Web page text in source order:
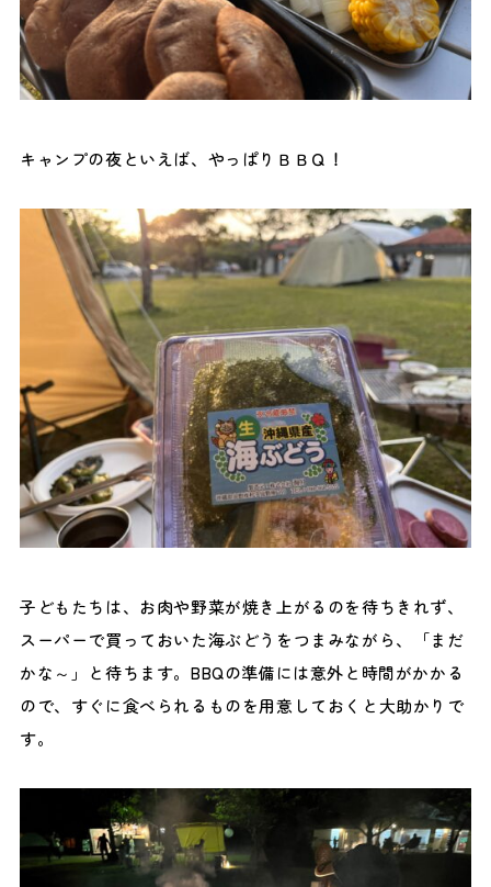
キャンプの夜といえば、やっぱりＢＢＱ！
子どもたちは、お肉や野菜が焼き上がるのを待ちきれず、
スーパーで買っておいた海ぶどうをつまみながら、「まだ
かな～」と待ちます。BBQの準備には意外と時間がかかる
ので、すぐに食べられるものを用意しておくと大助かりで
す。